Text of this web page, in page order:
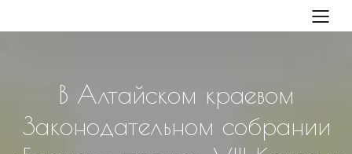
В Алтайском краевом
Законодательном собрании